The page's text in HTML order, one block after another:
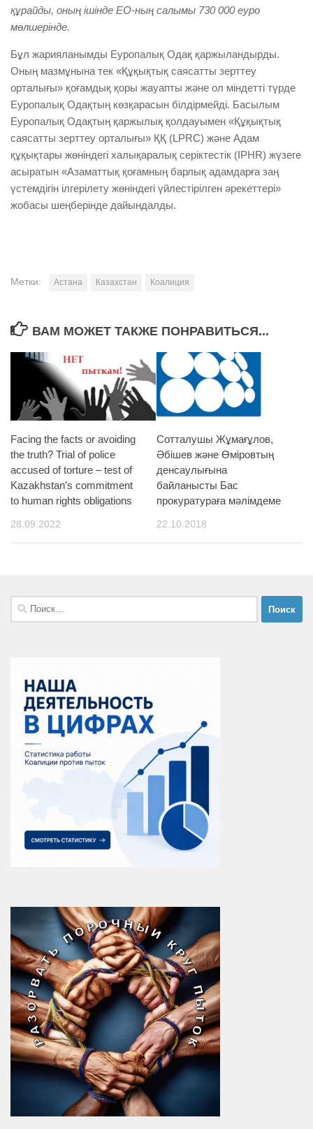
құрайды, оның ішінде ЕО-ның салымы 730 000 еуро
мөлшерінде.
Бұл жарияланымды Еуропалық Одақ қаржыландырды.
Оның мазмұнына тек «Құқықтық саясатты зерттеу
орталығы» қоғамдық қоры жауапты және ол міндетті түрде
Еуропалық Одақтың көзқарасын білдірмейді. Басылым
Еуропалық Одақтың қаржылық қолдауымен «Құқықтық
саясатты зерттеу орталығы» ҚҚ (LPRC) және Адам
құқықтары жөніндегі халықаралық серіктестік (IPHR) жүзеге
асыратын «Азаматтық қоғамның барлық адамдарға заң
үстемдігін ілгерілету жөніндегі үйлестірілген әрекеттері»
жобасы шеңберінде дайындалды.
Метки: Астана Казахстан Коалиция
ВАМ МОЖЕТ ТАКЖЕ ПОНРАВИТЬСЯ...
Fаcing the facts or avoiding
the truth? Trial of police
accused of torture – test of
Kazakhstan’s commitment
to human rights obligations
28.09.2022
Сотталушы Жұмағұлов,
Әбішев және Өміровтың
денсаулығына
байланысты Бас
прокуратураға мәлімдеме
22.10.2018
Найти: